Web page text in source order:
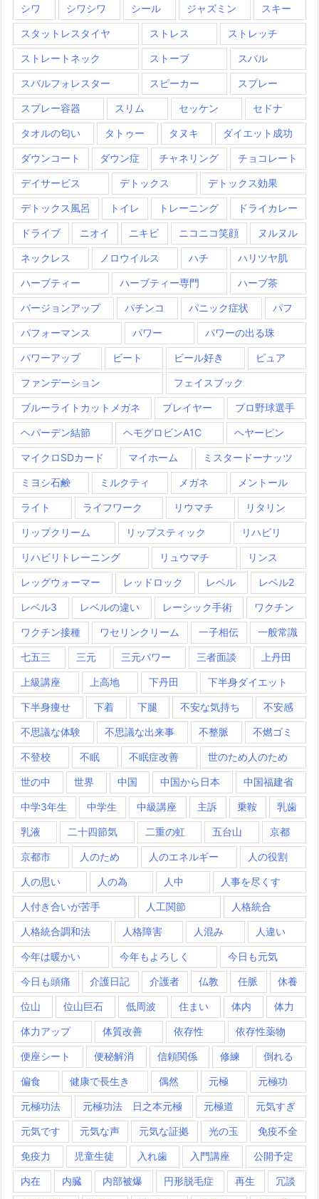
シワ シワシワ シール ジャズミン スキー
スタットレスタイヤ ストレス ストレッチ
ストレートネック ストーブ スバル
スバルフォレスター スピーカー スプレー
スプレー容器 スリム セッケン セドナ
タオルの匂い タトゥー タヌキ ダイエット成功
ダウンコート ダウン症 チャネリング チョコレート
デイサービス デトックス デトックス効果
デトックス風呂 トイレ トレーニング ドライカレー
ドライブ ニオイ ニキビ ニコニコ笑顔 ヌルヌル
ネックレス ノロウイルス ハチ ハリツヤ肌
ハーブティー ハーブティー専門 ハーブ茶
バージョンアップ パチンコ パニック症状 パフ
パフォーマンス パワー パワーの出る珠
パワーアップ ビート ビール好き ピュア
ファンデーション フェイスブック
ブルーライトカットメガネ プレイヤー プロ野球選手
ヘパーデン結節 ヘモグロビンA1C ヘヤーピン
マイクロSDカード マイホーム ミスタードーナッツ
ミヨシ石鹸 ミルクティ メガネ メントール
ライト ライフワーク リウマチ リタリン
リップクリーム リップスティック リハビリ
リハビリトレーニング リュウマチ リンス
レッグウォーマー レッドロック レベル レベル2
レベル3 レベルの違い レーシック手術 ワクチン
ワクチン接種 ワセリンクリーム 一子相伝 一般常識
七五三 三元 三元パワー 三者面談 上丹田
上級講座 上高地 下丹田 下半身ダイエット
下半身痩せ 下着 下腿 不安な気持ち 不安感
不思議な体験 不思議な出来事 不整脈 不燃ゴミ
不登校 不眠 不眠症改善 世のため人のため
世の中 世界 中国 中国から日本 中国福建省
中学3年生 中学生 中級講座 主訴 乗鞍 乳歯
乳液 二十四節気 二重の虹 五台山 京都
京都市 人のため 人のエネルギー 人の役割
人の思い 人の為 人中 人事を尽くす
人付き合いが苦手 人工関節 人格統合
人格統合調和法 人格障害 人混み 人違い
今年は暖かい 今年もよろしく 今日も元気
今日も頭痛 介護日記 介護者 仏教 任脈 休養
位山 位山巨石 低周波 住まい 体内 体力
体力アップ 体質改善 依存性 依存性薬物
便座シート 便秘解消 信頼関係 修練 倒れる
偏食 健康で長生き 偶然 元極 元極功
元極功法 元極功法 日之本元極 元極道 元気すぎ
元気です 元気な声 元気な証拠 光の玉 免疫不全
免疫力 児童生徒 入れ歯 入門講座 公開予定
内在 内臓 内部被爆 円形脱毛症 再生 冗談